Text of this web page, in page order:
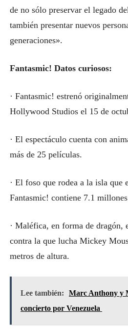
de no sólo preservar el legado
también presentar nuevos
generaciones».
Fantasmic! Datos curiosos:
· Fantasmic! estrenó
Hollywood Studios el 15 de
· El espectáculo cuenta con
más de 25 películas.
· El foso que rodea a la isla que
Fantasmic! contiene 7.1
· Maléfica, en forma de
contra la que lucha Mickey
metros de altura.
Lee también:
Marc Anthony y
concierto por Venezuela